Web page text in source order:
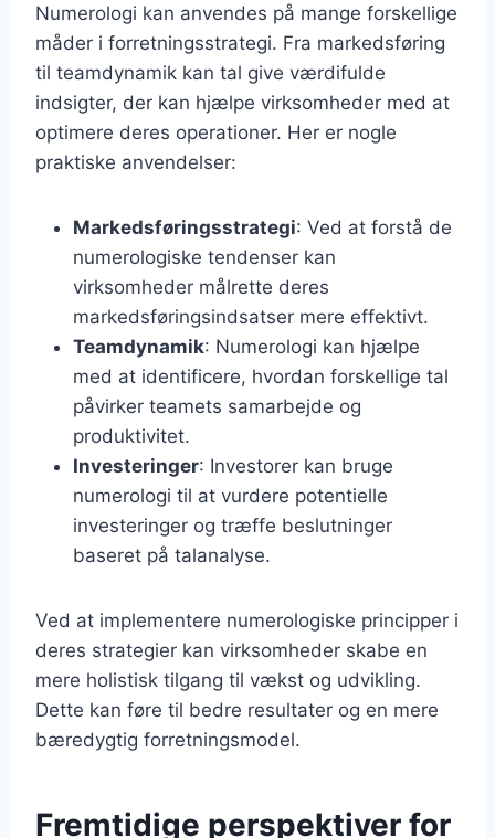
Numerologi kan anvendes på mange forskellige
måder i forretningsstrategi. Fra markedsføring
til teamdynamik kan tal give værdifulde
indsigter, der kan hjælpe virksomheder med at
optimere deres operationer. Her er nogle
praktiske anvendelser:
Markedsføringsstrategi: Ved at forstå de
numerologiske tendenser kan
virksomheder målrette deres
markedsføringsindsatser mere effektivt.
Teamdynamik: Numerologi kan hjælpe
med at identificere, hvordan forskellige tal
påvirker teamets samarbejde og
produktivitet.
Investeringer: Investorer kan bruge
numerologi til at vurdere potentielle
investeringer og træffe beslutninger
baseret på talanalyse.
Ved at implementere numerologiske principper i
deres strategier kan virksomheder skabe en
mere holistisk tilgang til vækst og udvikling.
Dette kan føre til bedre resultater og en mere
bæredygtig forretningsmodel.
Fremtidige perspektiver for